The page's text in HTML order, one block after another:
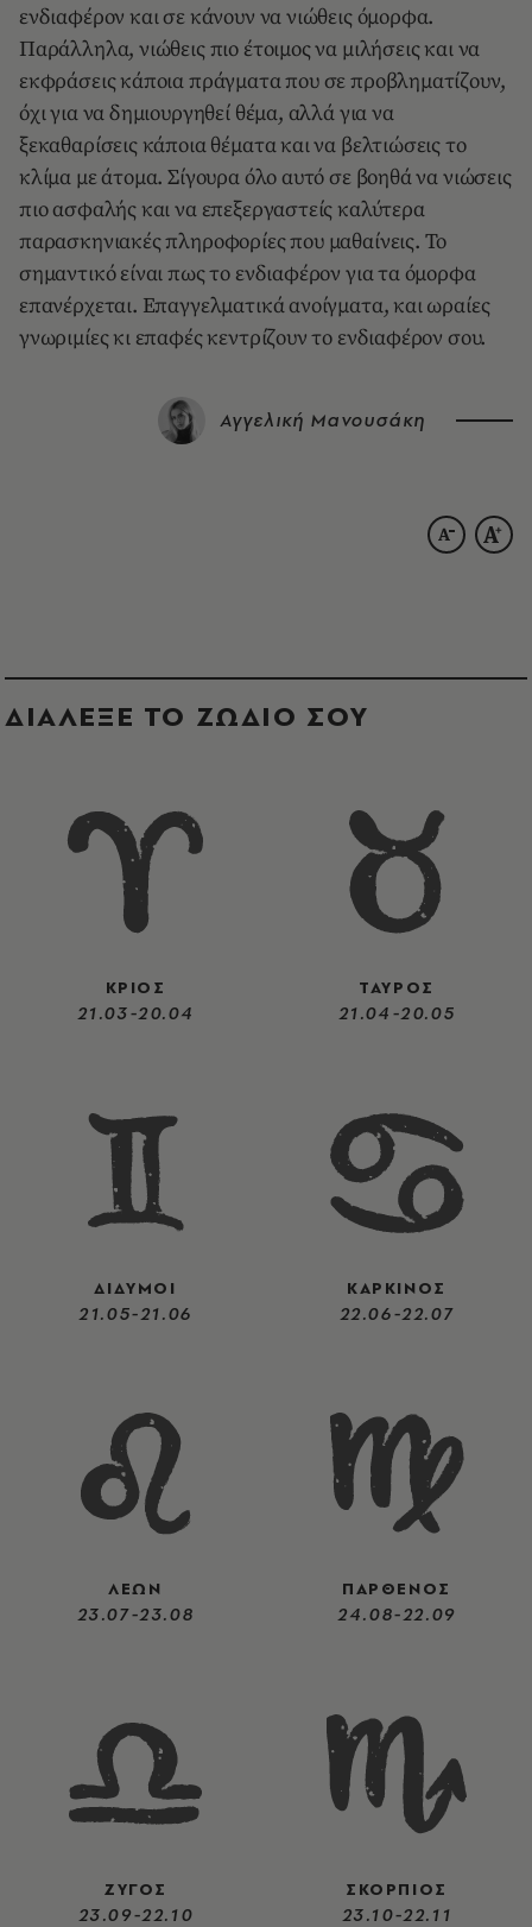
ενδιαφέρον και σε κάνουν να νιώθεις όμορφα.
Παράλληλα, νιώθεις πιο έτοιμος να μιλήσεις και να
εκφράσεις κάποια πράγματα που σε προβληματίζουν,
όχι για να δημιουργηθεί θέμα, αλλά για να
ξεκαθαρίσεις κάποια θέματα και να βελτιώσεις το
κλίμα με άτομα. Σίγουρα όλο αυτό σε βοηθά να νιώσεις
πιο ασφαλής και να επεξεργαστείς καλύτερα
παρασκηνιακές πληροφορίες που μαθαίνεις. Το
σημαντικό είναι πως το ενδιαφέρον για τα όμορφα
επανέρχεται. Επαγγελματικά ανοίγματα, και ωραίες
γνωριμίες κι επαφές κεντρίζουν το ενδιαφέρον σου.
Αγγελική Μανουσάκη
ΔΙΑΛΕΞΕ ΤΟ ΖΩΔΙΟ ΣΟΥ
ΚΡΙΟΣ
21.03-20.04
ΤΑΥΡΟΣ
21.04-20.05
ΔΙΔΥΜΟΙ
21.05-21.06
ΚΑΡΚΙΝΟΣ
22.06-22.07
ΛΕΩΝ
23.07-23.08
ΠΑΡΘΕΝΟΣ
24.08-22.09
ΖΥΓΟΣ
23.09-22.10
ΣΚΟΡΠΙΟΣ
23.10-22.11